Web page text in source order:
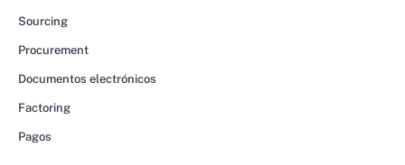
Sourcing
Procurement
Documentos electrónicos
Factoring
Pagos